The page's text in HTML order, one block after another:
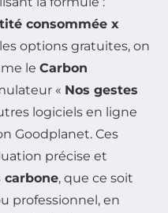
consommée x
options gratuites, on
le Carbon
« Nos gestes
logiciels en ligne
Goodplanet. Ces
précise et
, que ce soit
professionnel, en